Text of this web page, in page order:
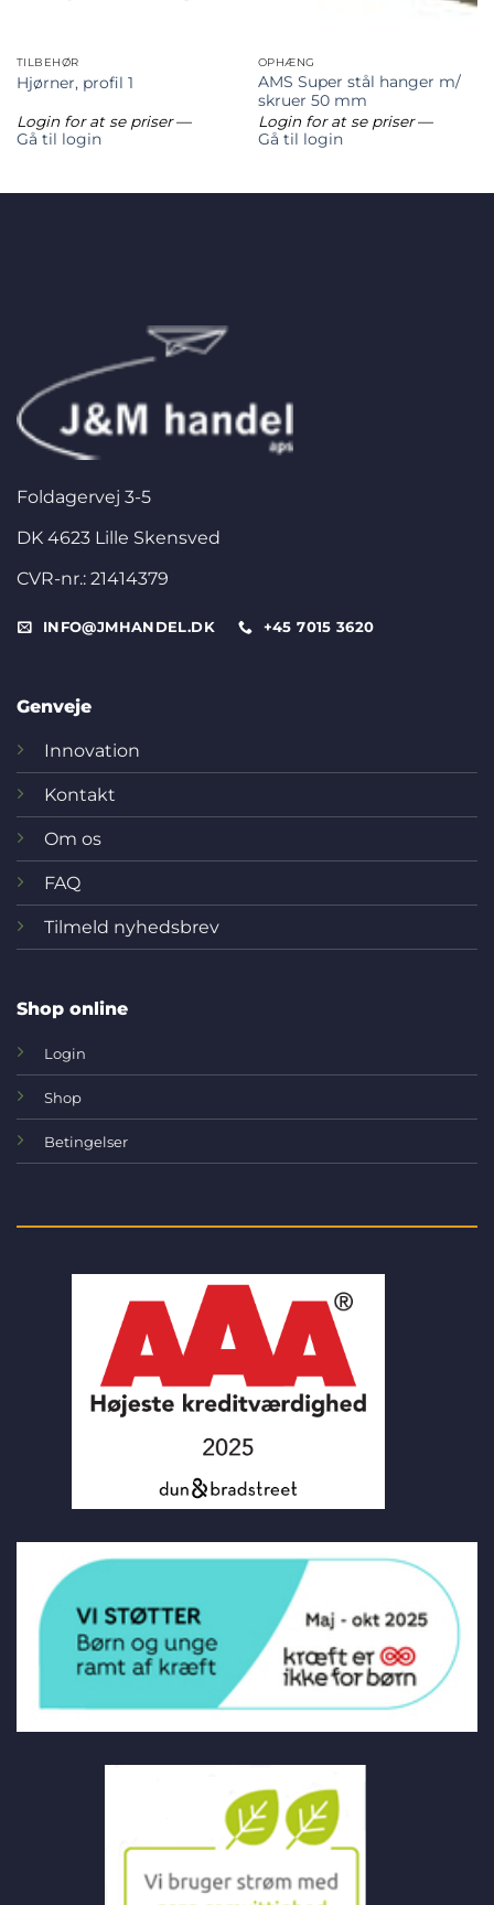
TILBEHØR
Hjørner, profil 1
Login for at se priser—
Gå til login
OPHÆNG
AMS Super stål hanger m/
skruer 50 mm
Login for at se priser—
Gå til login
Foldagervej 3-5
DK 4623 Lille Skensved
CVR-nr.: 21414379
INFO@JMHANDEL.DK +45 7015 3620
Genveje
Innovation
Kontakt
Om os
FAQ
Tilmeld nyhedsbrev
Shop online
Login
Shop
Betingelser